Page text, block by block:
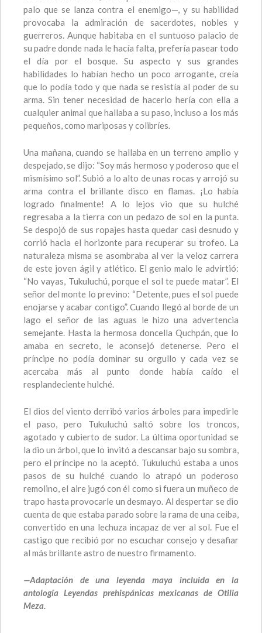
palo que se lanza contra el enemigo—, y su habilidad
provocaba la admiración de sacerdotes, nobles y
guerreros. Aunque habitaba en el suntuoso palacio de
su padre donde nada le hacía falta, prefería pasear todo
el día por el bosque. Su aspecto y sus grandes
habilidades lo habían hecho un poco arrogante, creía
que lo podía todo y que nada se resistía al poder de su
arma. Sin tener necesidad de hacerlo hería con ella a
cualquier animal que hallaba a su paso, incluso a los más
pequeños, como mariposas y colibríes.
Una mañana, cuando se hallaba en un terreno amplio y
despejado, se dijo: “Soy más hermoso y poderoso que el
mismísimo sol”. Subió a lo alto de unas rocas y arrojó su
arma contra el brillante disco en flamas. ¡Lo había
logrado finalmente! A lo lejos vio que su hulché
regresaba a la tierra con un pedazo de sol en la punta.
Se despojó de sus ropajes hasta quedar casi desnudo y
corrió hacia el horizonte para recuperar su trofeo. La
naturaleza misma se asombraba al ver la veloz carrera
de este joven ágil y atlético. El genio malo le advirtió:
“No vayas, Tukuluchú, porque el sol te puede matar”. El
señor del monte lo previno: “Detente, pues el sol puede
enojarse y acabar contigo”. Cuando llegó al borde de un
lago el señor de las aguas le hizo una advertencia
semejante. Hasta la hermosa doncella Quchpán, que lo
amaba en secreto, le aconsejó detenerse. Pero el
príncipe no podía dominar su orgullo y cada vez se
acercaba más al punto donde había caído el
resplandeciente hulché.
El dios del viento derribó varios árboles para impedirle
el paso, pero Tukuluchú saltó sobre los troncos,
agotado y cubierto de sudor. La última oportunidad se
la dio un árbol, que lo invitó a descansar bajo su sombra,
pero el príncipe no la aceptó. Tukuluchú estaba a unos
pasos de su hulché cuando lo atrapó un poderoso
remolino, el aire jugó con él como si fuera un muñeco de
trapo hasta provocarle un desmayo. Al despertar se dio
cuenta de que estaba parado sobre la rama de una ceiba,
convertido en una lechuza incapaz de ver al sol. Fue el
castigo que recibió por no escuchar consejo y desafiar
al más brillante astro de nuestro firmamento.
—Adaptación de una leyenda maya incluida en la
antología Leyendas prehispánicas mexicanas de Otilia
Meza.